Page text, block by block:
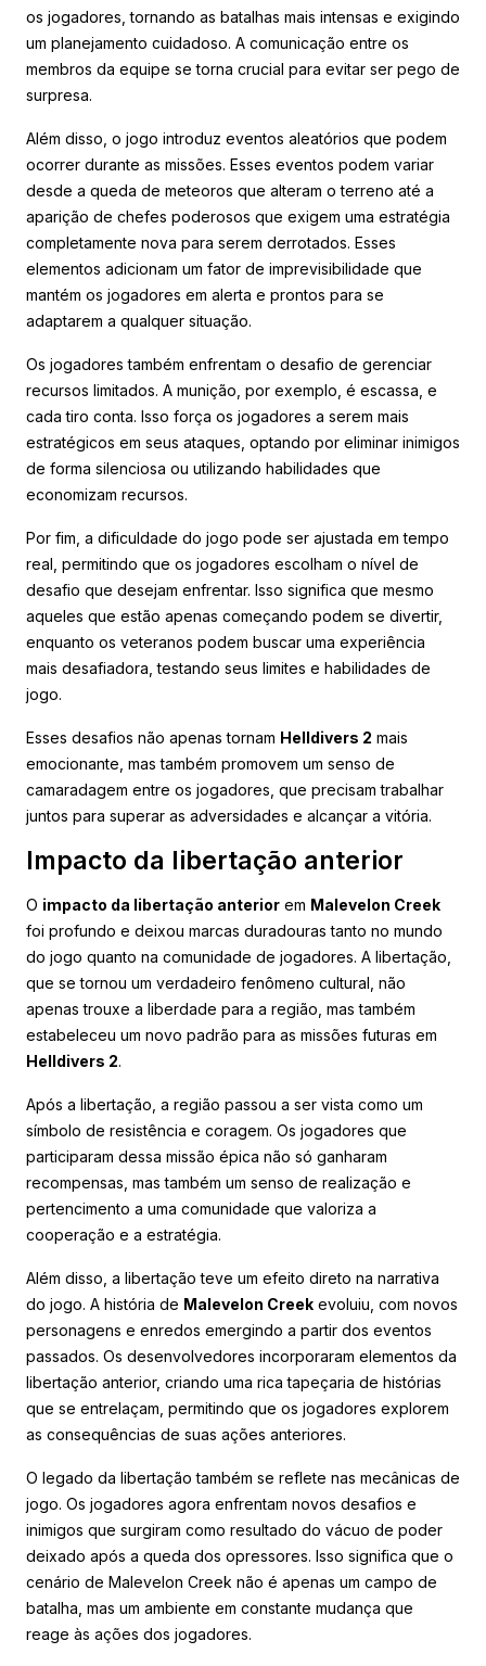
os jogadores, tornando as batalhas mais intensas e exigindo
um planejamento cuidadoso. A comunicação entre os
membros da equipe se torna crucial para evitar ser pego de
surpresa.
Além disso, o jogo introduz eventos aleatórios que podem
ocorrer durante as missões. Esses eventos podem variar
desde a queda de meteoros que alteram o terreno até a
aparição de chefes poderosos que exigem uma estratégia
completamente nova para serem derrotados. Esses
elementos adicionam um fator de imprevisibilidade que
mantém os jogadores em alerta e prontos para se
adaptarem a qualquer situação.
Os jogadores também enfrentam o desafio de gerenciar
recursos limitados. A munição, por exemplo, é escassa, e
cada tiro conta. Isso força os jogadores a serem mais
estratégicos em seus ataques, optando por eliminar inimigos
de forma silenciosa ou utilizando habilidades que
economizam recursos.
Por fim, a dificuldade do jogo pode ser ajustada em tempo
real, permitindo que os jogadores escolham o nível de
desafio que desejam enfrentar. Isso significa que mesmo
aqueles que estão apenas começando podem se divertir,
enquanto os veteranos podem buscar uma experiência
mais desafiadora, testando seus limites e habilidades de
jogo.
Esses desafios não apenas tornam Helldivers 2 mais
emocionante, mas também promovem um senso de
camaradagem entre os jogadores, que precisam trabalhar
juntos para superar as adversidades e alcançar a vitória.
Impacto da libertação anterior
O impacto da libertação anterior em Malevelon Creek
foi profundo e deixou marcas duradouras tanto no mundo
do jogo quanto na comunidade de jogadores. A libertação,
que se tornou um verdadeiro fenômeno cultural, não
apenas trouxe a liberdade para a região, mas também
estabeleceu um novo padrão para as missões futuras em
Helldivers 2.
Após a libertação, a região passou a ser vista como um
símbolo de resistência e coragem. Os jogadores que
participaram dessa missão épica não só ganharam
recompensas, mas também um senso de realização e
pertencimento a uma comunidade que valoriza a
cooperação e a estratégia.
Além disso, a libertação teve um efeito direto na narrativa
do jogo. A história de Malevelon Creek evoluiu, com novos
personagens e enredos emergindo a partir dos eventos
passados. Os desenvolvedores incorporaram elementos da
libertação anterior, criando uma rica tapeçaria de histórias
que se entrelaçam, permitindo que os jogadores explorem
as consequências de suas ações anteriores.
O legado da libertação também se reflete nas mecânicas de
jogo. Os jogadores agora enfrentam novos desafios e
inimigos que surgiram como resultado do vácuo de poder
deixado após a queda dos opressores. Isso significa que o
cenário de Malevelon Creek não é apenas um campo de
batalha, mas um ambiente em constante mudança que
reage às ações dos jogadores.